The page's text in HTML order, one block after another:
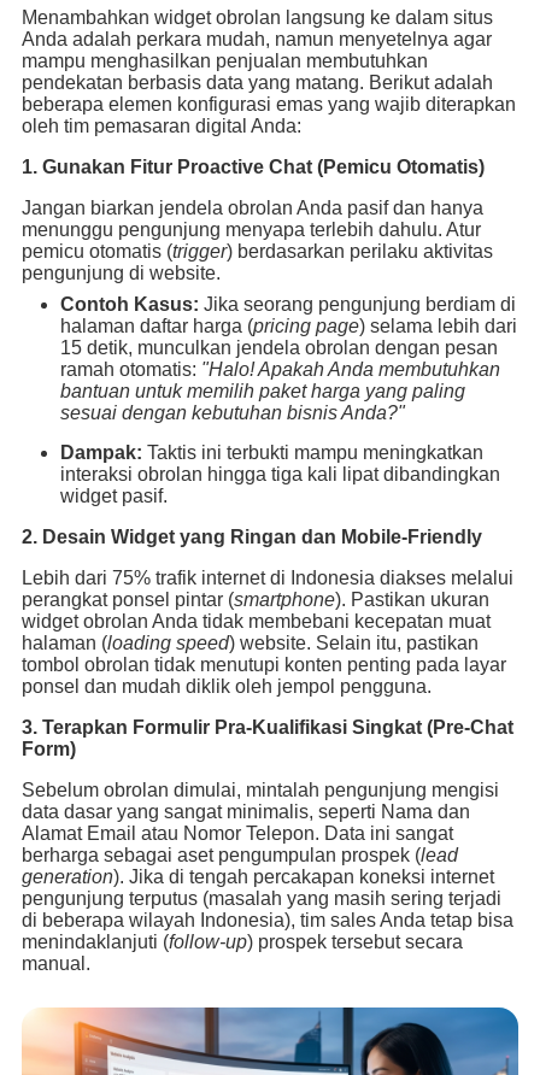
Menambahkan widget obrolan langsung ke dalam situs
Anda adalah perkara mudah, namun menyetelnya agar
mampu menghasilkan penjualan membutuhkan
pendekatan berbasis data yang matang. Berikut adalah
beberapa elemen konfigurasi emas yang wajib diterapkan
oleh tim pemasaran digital Anda:
1. Gunakan Fitur Proactive Chat (Pemicu Otomatis)
Jangan biarkan jendela obrolan Anda pasif dan hanya
menunggu pengunjung menyapa terlebih dahulu. Atur
pemicu otomatis (trigger) berdasarkan perilaku aktivitas
pengunjung di website.
Contoh Kasus: Jika seorang pengunjung berdiam di
halaman daftar harga (pricing page) selama lebih dari
15 detik, munculkan jendela obrolan dengan pesan
ramah otomatis: "Halo! Apakah Anda membutuhkan
bantuan untuk memilih paket harga yang paling
sesuai dengan kebutuhan bisnis Anda?"
Dampak: Taktis ini terbukti mampu meningkatkan
interaksi obrolan hingga tiga kali lipat dibandingkan
widget pasif.
2. Desain Widget yang Ringan dan Mobile-Friendly
Lebih dari 75% trafik internet di Indonesia diakses melalui
perangkat ponsel pintar (smartphone). Pastikan ukuran
widget obrolan Anda tidak membebani kecepatan muat
halaman (loading speed) website. Selain itu, pastikan
tombol obrolan tidak menutupi konten penting pada layar
ponsel dan mudah diklik oleh jempol pengguna.
3. Terapkan Formulir Pra-Kualifikasi Singkat (Pre-Chat
Form)
Sebelum obrolan dimulai, mintalah pengunjung mengisi
data dasar yang sangat minimalis, seperti Nama dan
Alamat Email atau Nomor Telepon. Data ini sangat
berharga sebagai aset pengumpulan prospek (lead
generation). Jika di tengah percakapan koneksi internet
pengunjung terputus (masalah yang masih sering terjadi
di beberapa wilayah Indonesia), tim sales Anda tetap bisa
menindaklanjuti (follow-up) prospek tersebut secara
manual.